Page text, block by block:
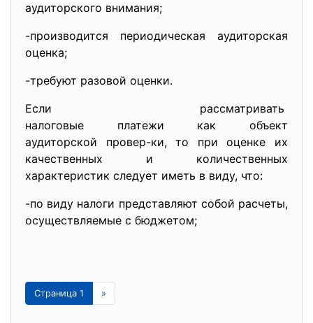
аудиторского внимания;
-производится периодическая аудиторская
оценка;
-требуют разовой оценки.
Если рассматривать
налоговые платежи как объект
аудиторской провер-ки, то при оценке их
качественных и количественных
характеристик следует иметь в виду, что:
-по виду налоги представляют собой расчеты,
осуществляемые с бюджетом;
Страница 1 »